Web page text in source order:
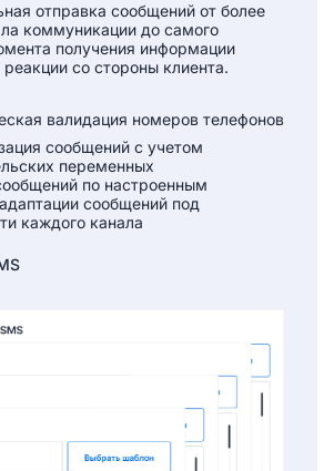
отправка сообщений от более
коммуникации до самого
получения информации
со стороны клиента.
валидация номеров телефонов
сообщений с учетом
переменных
по настроенным
адаптации сообщений под
каждого канала